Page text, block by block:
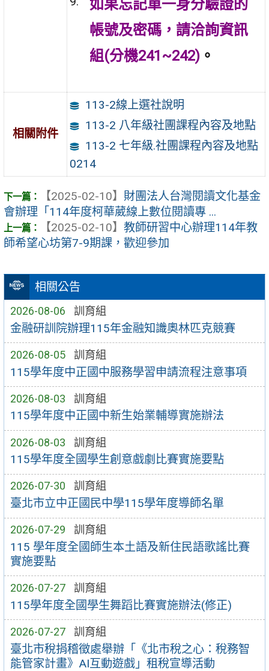
相關公告
2026-08-06 訓育組
金融研訓院辦理115年金融知識奧林匹克競賽
2026-08-05 訓育組
115學年度中正國中服務學習申請流程注意事項
2026-08-03 訓育組
115學年度中正國中新生始業輔導實施辦法
2026-08-03 訓育組
115學年度全國學生創意戲劇比賽實施要點
2026-07-30 訓育組
臺北市立中正國民中學115學年度導師名單
2026-07-29 訓育組
115 學年度全國師生本土語及新住民語歌謠比賽
實施要點
2026-07-27 訓育組
115學年度全國學生舞蹈比賽實施辦法(修正)
2026-07-27 訓育組
臺北市稅捐稽徵處舉辦「《北市稅之心：稅務智
能管家計畫》AI互動遊戲」租稅宣導活動
如果忘記單一身分驗證的
帳號及密碼，請洽詢資訊
組(分機241~242)。
相關附件
113-2線上選社說明
113-2 八年級社團課程內容及地點
113-2 七年級.社團課程內容及地點
0214
【2025-02-10】 財團法人台灣閱讀文化基金
會辦理「114年度柯華葳線上數位閱讀專 ...
【2025-02-10】 教師研習中心辦理114年教
師希望心坊第7-9期課，歡迎參加